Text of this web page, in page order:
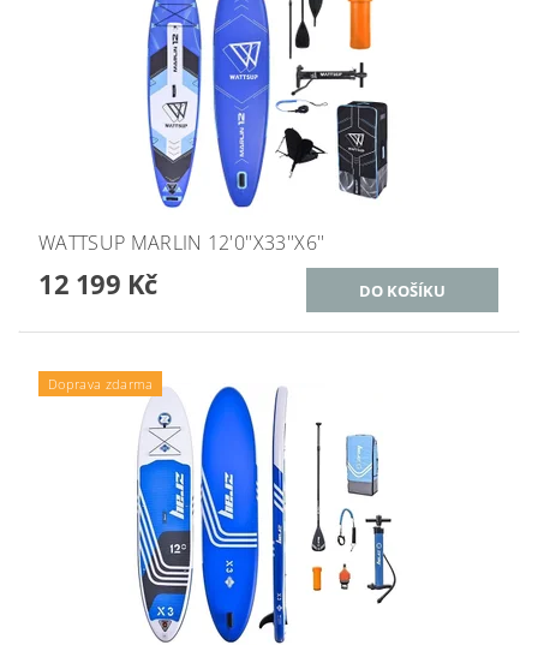
WATTSUP MARLIN 12'0''X33''X6''
12 199 Kč
Doprava zdarma